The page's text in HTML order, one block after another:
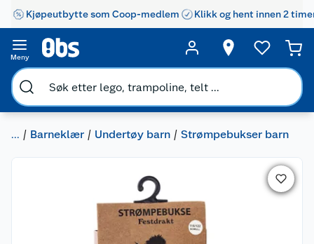
Kjøpeutbytte som Coop-medlem Klikk og hent innen 2
Meny
... Barneklær Undertøy barn Strømpebukser barn